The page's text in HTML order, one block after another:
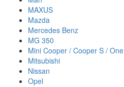
MAXUS
Mazda
Mercedes Benz
MG 350
Mini Cooper / Cooper S / One
Mitsubishi
Nissan
Opel